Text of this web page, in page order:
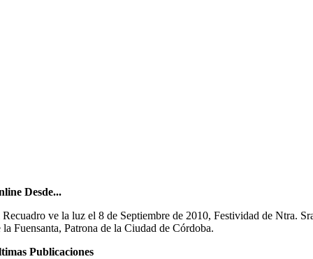
Desde...
ve la luz el 8 de Septiembre de 2010, Festividad de Ntra.
la Fuensanta, Patrona de la Ciudad de Córdoba.
Publicaciones